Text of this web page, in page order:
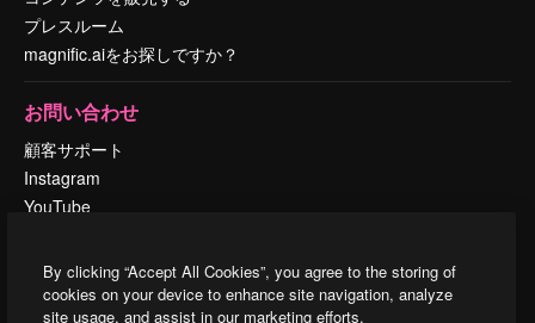
プレスルーム
magnific.aiをお探しですか？
お問い合わせ
顧客サポート
Instagram
YouTube
TikTok
Discord
By clicking “Accept All Cookies”, you agree to the storing of
cookies on your device to enhance site navigation, analyze
site usage, and assist in our marketing efforts.